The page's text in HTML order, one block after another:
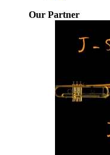
Our Partner